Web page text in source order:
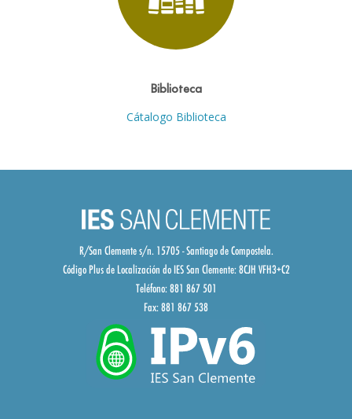
Biblioteca
Cátalogo Biblioteca
R/San Clemente s/n. 15705 - Santiago de Compostela.
Código Plus de Localización do IES San Clemente:8CJH VFH3+C2
Teléfono: 881 867 501
Fax: 881 867 538